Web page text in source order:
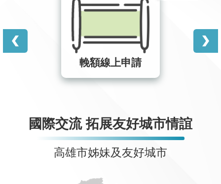
輓額線上申請
國際交流 拓展友好城市情誼
高雄市姊妹及友好城市